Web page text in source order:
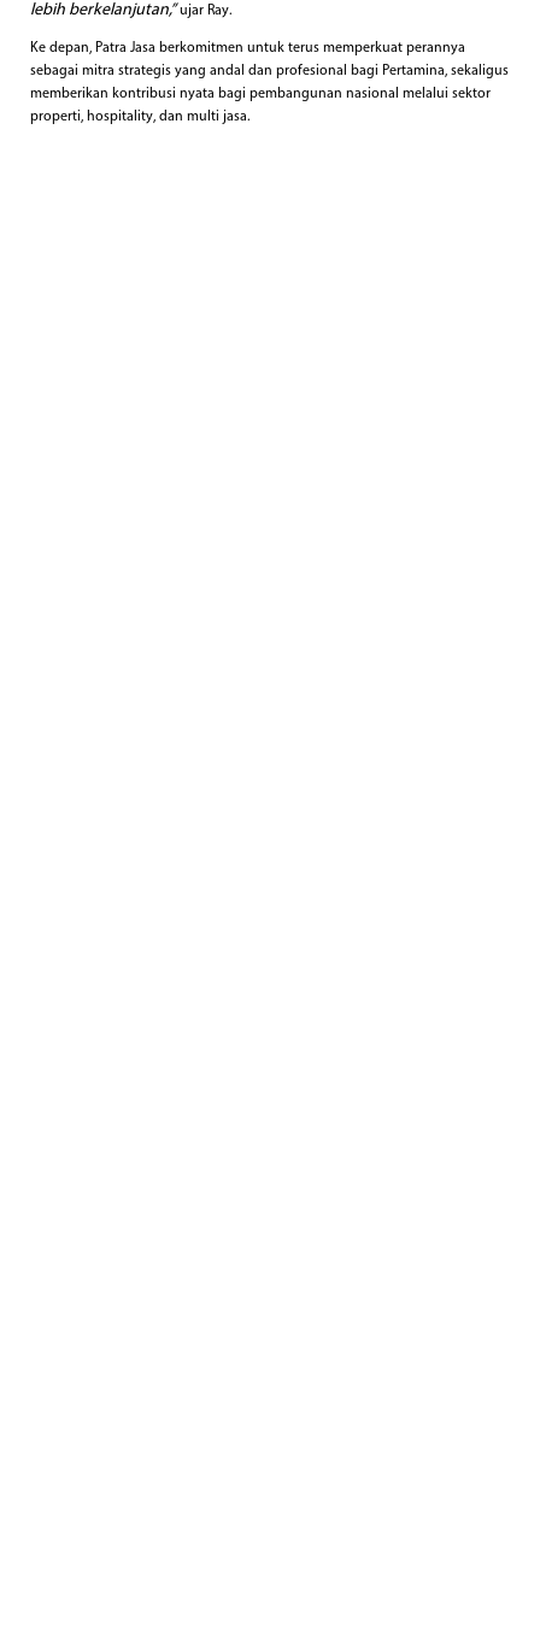
lebih berkelanjutan,”ujar Ray.
Ke depan, Patra Jasa berkomitmen untuk terus memperkuat perannya
sebagai mitra strategis yang andal dan profesional bagi Pertamina, sekaligus
memberikan kontribusi nyata bagi pembangunan nasional melalui sektor
properti, hospitality, dan multi jasa.